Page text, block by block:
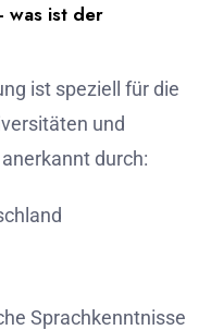
was ist der
ist speziell für die
und
durch:
Sprachkenntnisse